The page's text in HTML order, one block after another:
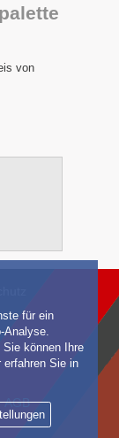
von
AGB
für ein
Analyse.
Sie können Ihre
erfahren Sie in